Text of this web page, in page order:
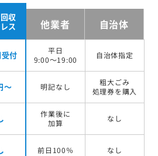
収
ス
他業者 自治体
付
平日
9:00～19:00
自治体指定
～ 明記なし
粗大ごみ
処理券を購入
作業後に
加算
なし
前日100％ なし